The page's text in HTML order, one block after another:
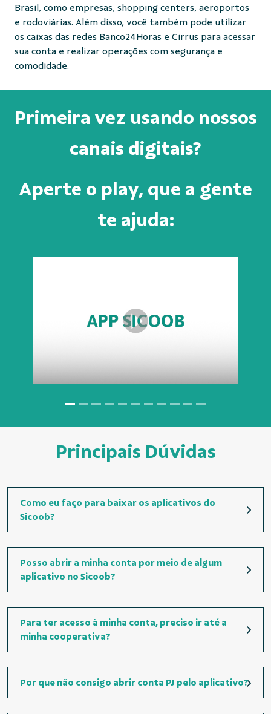
Brasil, como empresas, shopping centers, aeroportos
e rodoviárias. Além disso, você também pode utilizar
os caixas das redes Banco24Horas e Cirrus para acessar
sua conta e realizar operações com segurança e
comodidade.
Primeira vez usando nossos
canais digitais?
Aperte o play, que a gente
te ajuda:
Principais Dúvidas
Como eu faço para baixar os aplicativos do
Sicoob?
Posso abrir a minha conta por meio de algum
aplicativo no Sicoob?
Para ter acesso à minha conta, preciso ir até a
minha cooperativa?
Por que não consigo abrir conta PJ pelo aplicativo?